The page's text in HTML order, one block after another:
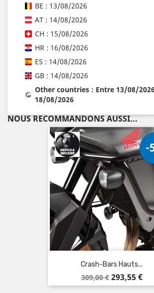
BE : 13/08/2026
AT : 14/08/2026
CH : 15/08/2026
HR : 16/08/2026
ES : 14/08/2026
GB : 14/08/2026
Other countries : Entre 13/08/
18/08/2026
NOUS RECOMMANDONS AUSSI...
Crash-Bars Hauts...
Prix
de
309,00 €
-
Prix
293,55 €